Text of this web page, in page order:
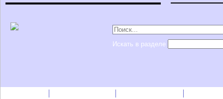
Искать в разделе